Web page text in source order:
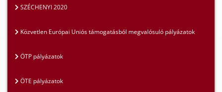
SZÉCHENYI 2020
Közvetlen Európai Uniós támogatásból megvalósuló pályázatok
ÖTP pályázatok
ÖTE pályázatok